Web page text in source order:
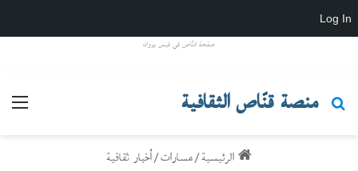
Log In
صفحة قنّاص في فيس بووك
منصة قنّاص الثقافية
بحث عن
الرئيسية/مسارات/أخبار ثقافية